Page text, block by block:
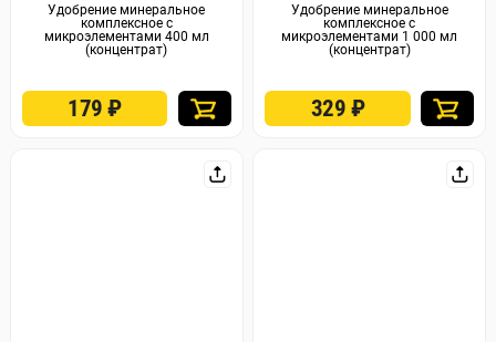
Удобрение минеральное
комплексное с
микроэлементами 400 мл
(концентрат)
179₽
Удобрение минеральное
комплексное с
микроэлементами 1 000 мл
(концентрат)
329 ₽